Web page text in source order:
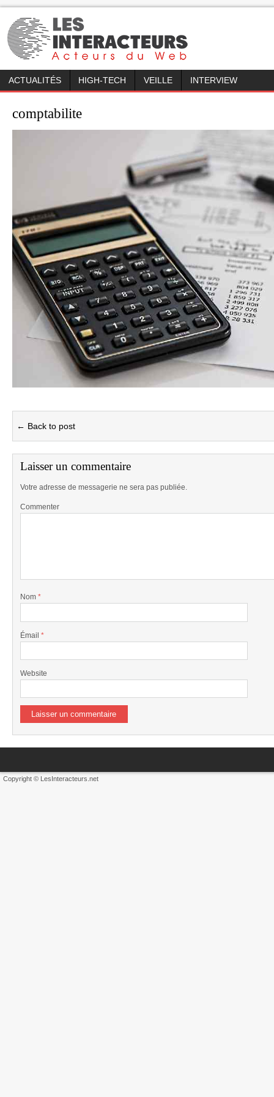
ACTUALITÉS HIGH-TECH VEILLE INTERVIEW
comptabilite
← Back to post
Laisser un commentaire
Votre adresse de messagerie ne sera pas publiée.
Commenter
Nom *
Émail *
Website
Copyright © LesInteracteurs.net